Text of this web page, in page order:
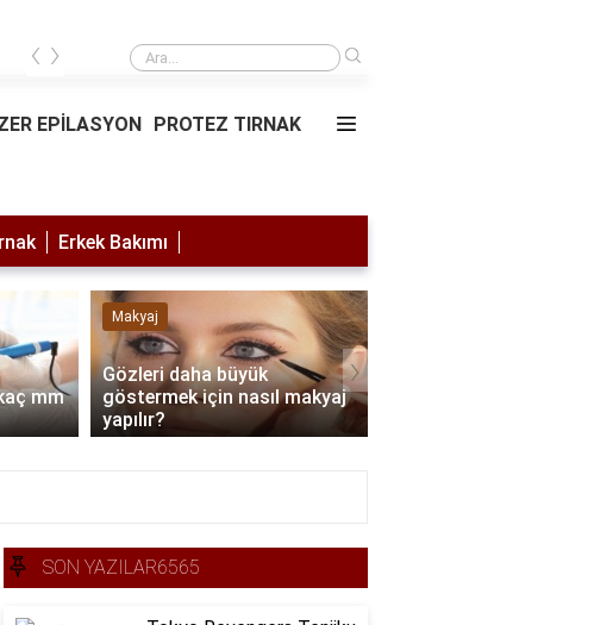
Saç simülasyonu
‹ ›
EPİLASYON PROTEZ TIRNAK
Erkek Bakımı
mm
Makyaj
Gözleri daha büyük
göstermek için nasıl makyaj
yapılır?
›
SON YAZILAR6565